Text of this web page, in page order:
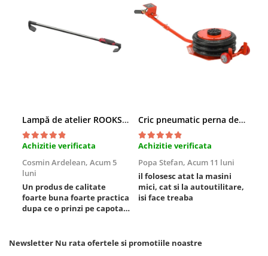
Truse si Accesorii 3/8
Truse si acesorii de impact
Truse de adaptoare
Truse de biti de impact
Tubulare de impact 1"
Tubulare de impact 1/2
Tubulare 1/2
Tubulare 1/2 bihexagonale
Tubulare 1/4
Lampă de atelier ROOKS B2 HYBRID pentru capotă, 2000 lumeni, 5000 mAh
Achizitie verificata
Cosmin Ardelean, Acum 5
luni
Un produs de calitate
foarte buna foarte practica
dupa ce o prinzi pe capota
nevoie lumina puternica si
Cric pneumatic perna de aer cu inaltator 6T
Achizitie verificata
Popa Stefan, Acum 11 luni
il folosesc atat la masini
mici, cat si la autoutilitare,
isi face treaba
Newsletter Nu rata ofertele si promotiile noastre